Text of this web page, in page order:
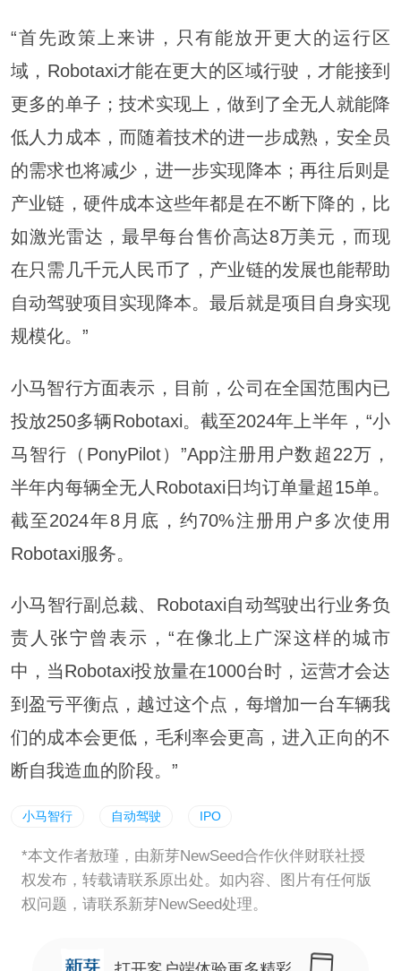
“首先政策上来讲，只有能放开更大的运行区
域，Robotaxi才能在更大的区域行驶，才能接到
更多的单子；技术实现上，做到了全无人就能降
低人力成本，而随着技术的进一步成熟，安全员
的需求也将减少，进一步实现降本；再往后则是
产业链，硬件成本这些年都是在不断下降的，比
如激光雷达，最早每台售价高达8万美元，而现
在只需几千元人民币了，产业链的发展也能帮助
自动驾驶项目实现降本。最后就是项目自身实现
规模化。”
小马智行方面表示，目前，公司在全国范围内已
投放250多辆Robotaxi。截至2024年上半年，“小
马智行（PonyPilot）”App注册用户数超22万，
半年内每辆全无人Robotaxi日均订单量超15单。
截至2024年8月底，约70%注册用户多次使用
Robotaxi服务。
小马智行副总裁、Robotaxi自动驾驶出行业务负
责人 张宁曾表示，“在像北上广深这样的城市
中，当Robotaxi投放量在1000台时，运营才会达
到盈亏平衡点，越过这个点，每增加一台车辆我
们的成本会更低，毛利率会更高，进入正向的不
断自我造血的阶段。”
小马智行 自动驾驶 IPO
*本文作者敖瑾，由新芽NewSeed合作伙伴财联社授
权发布，转载请联系原出处。如内容、图片有任何版
权问题，请联系新芽NewSeed处理。